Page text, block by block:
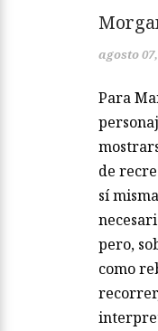
agosto
Para
de
sí
pero,
como